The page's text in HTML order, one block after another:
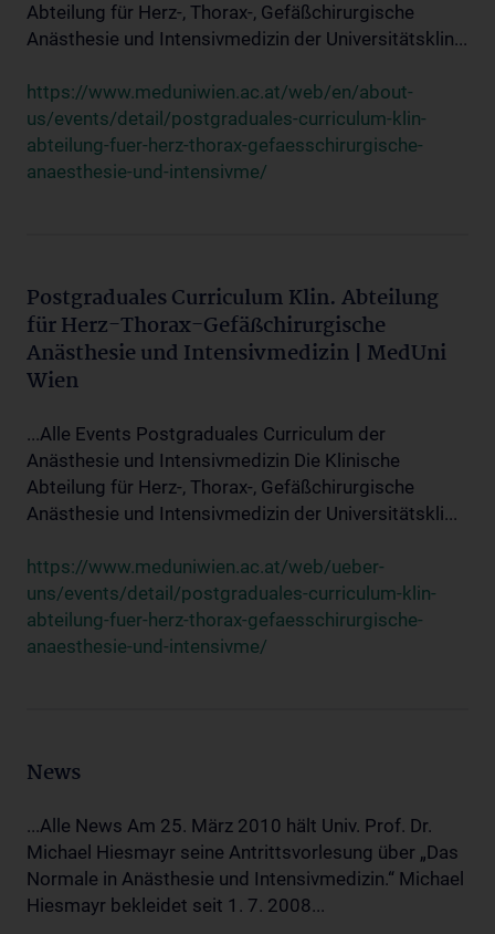
Abteilung für Herz-, Thorax-, Gefäßchirurgische
Anästhesie und Intensivmedizin der Universitätsklin...
https://www.meduniwien.ac.at/web/en/about-
us/events/detail/postgraduales-curriculum-klin-
abteilung-fuer-herz-thorax-gefaesschirurgische-
anaesthesie-und-intensivme/
Postgraduales Curriculum Klin. Abteilung
für Herz-Thorax-Gefäßchirurgische
Anästhesie und Intensivmedizin | MedUni
Wien
...Alle Events Postgraduales Curriculum der
Anästhesie und Intensivmedizin Die Klinische
Abteilung für Herz-, Thorax-, Gefäßchirurgische
Anästhesie und Intensivmedizin der Universitätskli...
https://www.meduniwien.ac.at/web/ueber-
uns/events/detail/postgraduales-curriculum-klin-
abteilung-fuer-herz-thorax-gefaesschirurgische-
anaesthesie-und-intensivme/
News
...Alle News Am 25. März 2010 hält Univ. Prof. Dr.
Michael Hiesmayr seine Antrittsvorlesung über „Das
Normale in Anästhesie und Intensivmedizin.“ Michael
Hiesmayr bekleidet seit 1. 7. 2008...